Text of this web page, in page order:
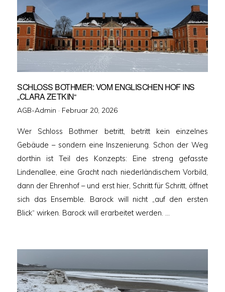
SCHLOSS BOTHMER: VOM ENGLISCHEN HOF INS
„CLARA ZETKIN“
AGB-Admin · Veröffentlicht
Februar 20, 2026
Wer Schloss Bothmer betritt, betritt kein einzelnes
Gebäude – sondern eine Inszenierung. Schon der Weg
dorthin ist Teil des Konzepts: Eine streng gefasste
Lindenallee, eine Gracht nach niederländischem Vorbild,
dann der Ehrenhof – und erst hier, Schritt für Schritt, öffnet
sich das Ensemble. Barock will nicht „auf den ersten
Blick“ wirken. Barock will erarbeitet werden. …